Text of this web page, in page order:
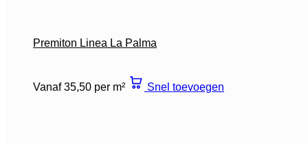
Premiton Linea La Palma
Vanaf 35,50 per m² Snel toevoegen